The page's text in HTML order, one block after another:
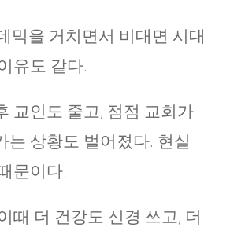
믹을 거치면서 비대면 시대
유도 같다.
교인도 줄고, 점점 교회가
는 상황도 벌어졌다. 현실
문이다.
때 더 건강도 신경 쓰고, 더